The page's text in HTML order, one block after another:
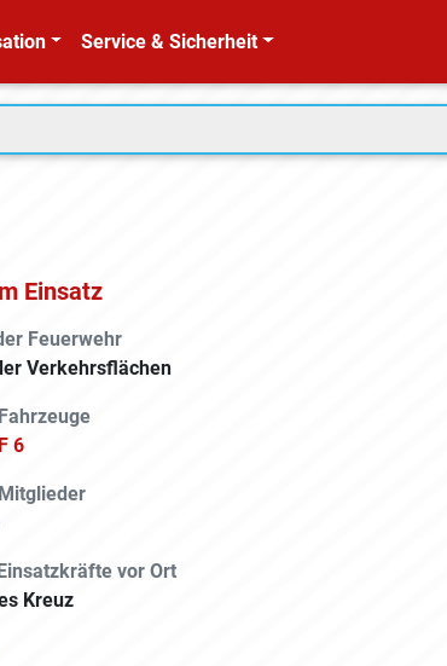
Service & Sicherheit
Einsatz
Feuerwehr
Verkehrsflächen
6
vor Ort
Kreuz